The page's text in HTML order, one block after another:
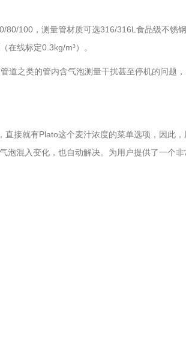
80/100，测量管材质可选316/316L食品级不锈
线标定0.3kg/m³）。
道之类的管内含气泡测量干扰甚至停机的问题
接就有Plato这个麦汁浓度的菜单选项，因此
泡混入变化，也自动解决。为用户提供了一个